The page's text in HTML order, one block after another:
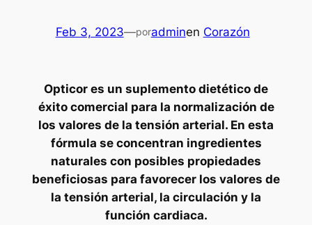
Feb 3, 2023—poradminen Corazón
Opticor es un suplemento dietético de
éxito comercial para la normalización de
los valores de la tensión arterial. En esta
fórmula se concentran ingredientes
naturales con posibles propiedades
beneficiosas para favorecer los valores de
la tensión arterial, la circulación y la
función cardiaca.